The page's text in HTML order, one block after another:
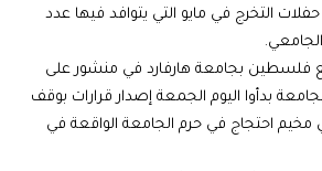
التخرج في مايو التي يتوافد فيها عدد
الجامعي.
فلسطين بجامعة هارفارد في منشور على
بدأوا اليوم الجمعة إصدار قرارات بوقف
مخيم احتجاج في حرم الجامعة الواقعة في